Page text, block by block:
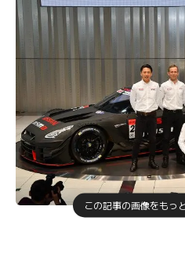
この記事の画像をもっ